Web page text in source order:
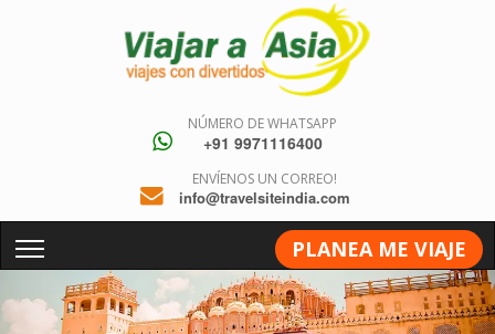
NÚMERO DE WHATSAPP
+91 9971116400
ENVÍENOS UN CORREO!
info@travelsiteindia.com
PLANEA ME VIAJE